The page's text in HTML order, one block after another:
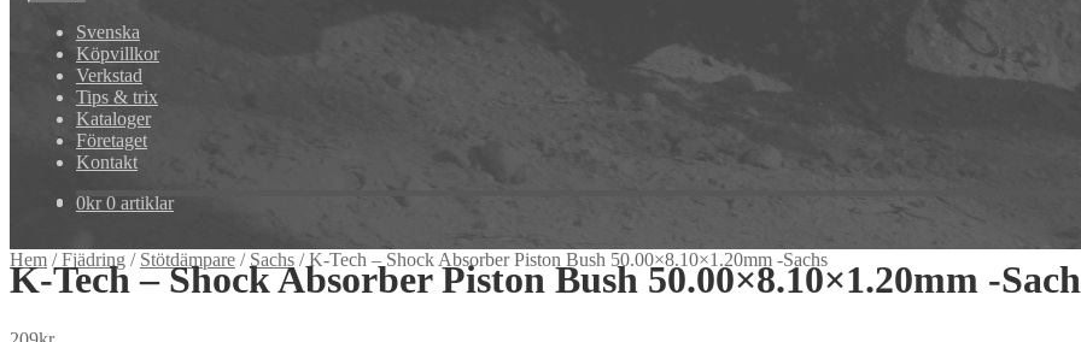
Svenska
Köpvillkor
Verkstad
Tips & trix
Kataloger
Företaget
Kontakt
0kr 0 artiklar
Hem /Fjädring / Stötdämpare / Sachs /K-Tech – Shock Absorber Piston Bush 50.00×8.10×1.20mm -Sachs
K-Tech – Shock Absorber Piston Bush 50.00×8.10×1.20mm -